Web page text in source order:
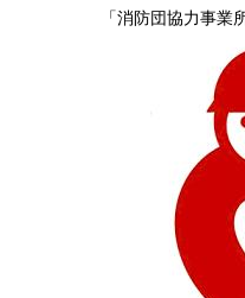
「消防団協力事業所表